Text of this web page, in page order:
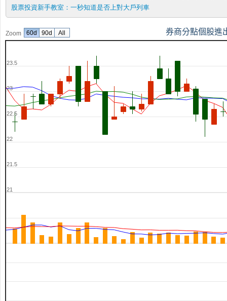
股票投資新手教室： 一秒知道是否上對大戶列車
Zoom 券商分點個股進
21
21.5
22
22.5
23
23.5
60d 90d All